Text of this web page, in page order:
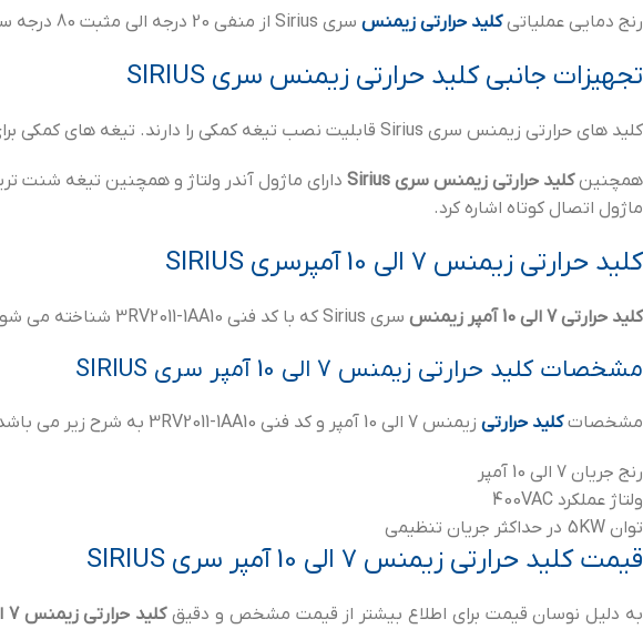
رنج دمایی عملیاتیکلید حرارتی زیمنس سری Sirius از منفی 20 درجه الی مثبت 80 درجه سانتی گراد می باشد. کلید حرارتی زیمنس سری Sinova از کلاس حفاظتی IP20 پشتیبانی می کند.
تجهیزات جانبی کلید حرارتی زیمنس سری SIRIUS
کلید های حرارتی زیمنس سری Sirius قابلیت نصب تیغه کمکی را دارند. تیغه های کمکی برای قطع مدار فرمان به کار می رود. تیغه کمکی کلید حرارتی دارای یک تیغه باز ی یک تیغه
همچنینکلید حرارتی زیمنس سری Sirius
دارای ماژول آندر ولتاژ و همچنین تیغه شنت
ماژول اتصال کوتاه اشاره کرد.
کلید حرارتی زیمنس 7 الی 10 آمپرسری SIRIUS
کلید حرارتی 7 الی 10 آمپر زیمنس سری Sirius که با کد فنی 3RV2011-1AA10 شناخته می شود، این مدل از کلید حرارتی قابلیت نصب تیغه کمکی را دارد.
مشخصات کلید حرارتی زیمنس 7 الی 10 آمپر سری SIRIUS
مشخصاتکلید حرارتی زیمنس 7 الی 10 آمپر و کد فنی 3RV2011-1AA10 به شرح زیر می باشد:
رنج جریان 7 الی 10 آمپر
ولتاژ عملکرد 400VAC
توان 5KW در حداکثر جریان تنظیمی
قیمت کلید حرارتی زیمنس 7 الی 10 آمپر سری SIRIUS
به دلیل نوسان قیمت برای اطلاع بیشتر از قیمت مشخص و دقیقکلید حرارتی زیمنس 7 الی 10 آمپر سری SIRIUS